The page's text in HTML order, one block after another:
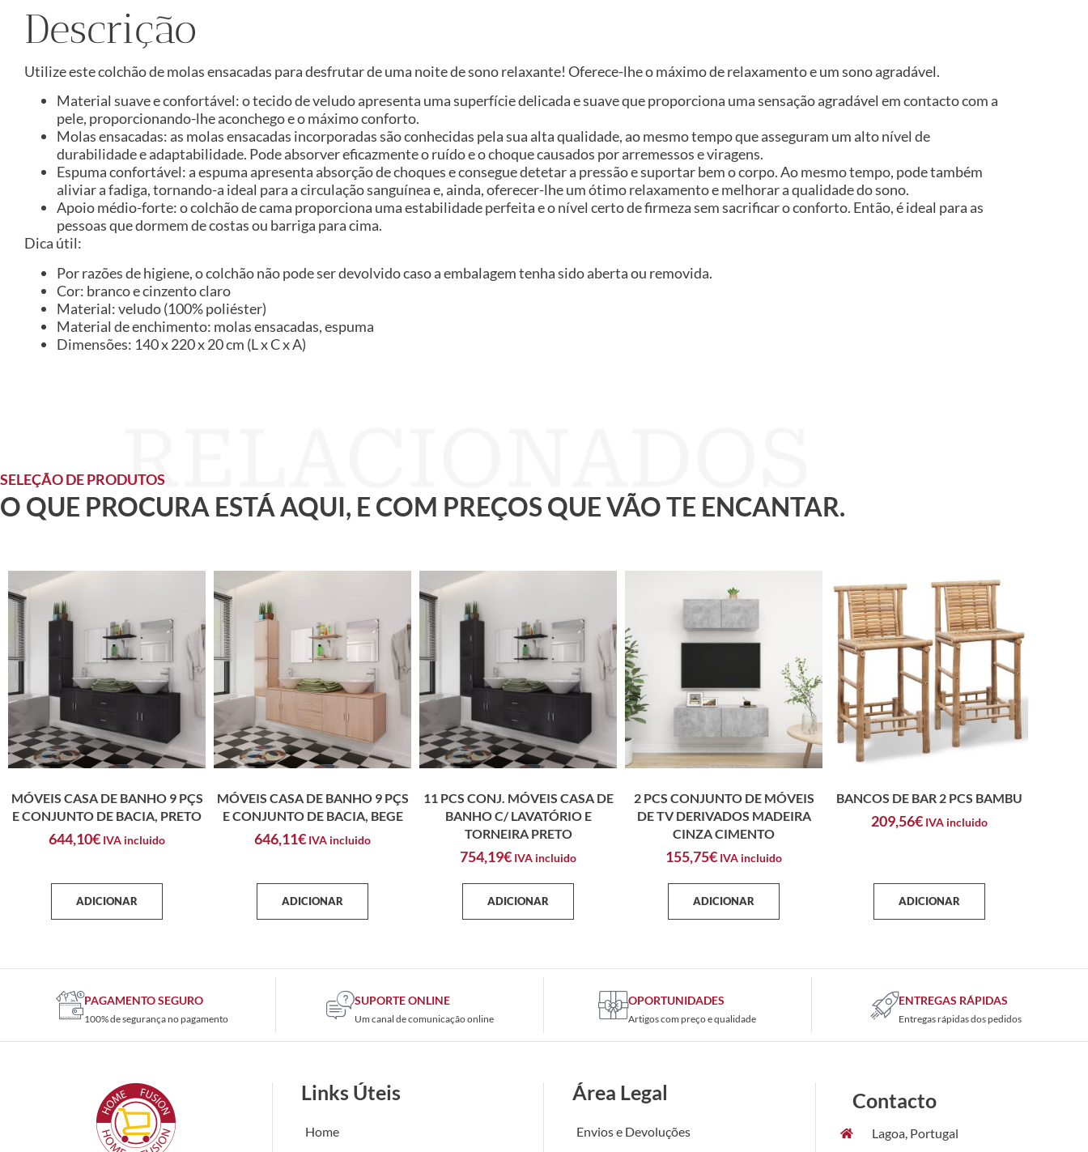
Descrição
Utilize este colchão de molas ensacadas para desfrutar de uma noite de sono relaxante! Oferece-lhe o máximo de relaxamento e um sono agradável.
Material suave e confortável: o tecido de veludo apresenta uma superfície delicada e suave que proporciona uma sensação agradável em contacto com a
pele, proporcionando-lhe aconchego e o máximo conforto.
Molas ensacadas: as molas ensacadas incorporadas são conhecidas pela sua alta qualidade, ao mesmo tempo que asseguram um alto nível de
durabilidade e adaptabilidade. Pode absorver eficazmente o ruído e o choque causados por arremessos e viragens.
Espuma confortável: a espuma apresenta absorção de choques e consegue detetar a pressão e suportar bem o corpo. Ao mesmo tempo, pode também
aliviar a fadiga, tornando-a ideal para a circulação sanguínea e, ainda, oferecer-lhe um ótimo relaxamento e melhorar a qualidade do sono.
Apoio médio-forte: o colchão de cama proporciona uma estabilidade perfeita e o nível certo de firmeza sem sacrificar o conforto. Então, é ideal para as
pessoas que dormem de costas ou barriga para cima.
Dica útil:
Por razões de higiene, o colchão não pode ser devolvido caso a embalagem tenha sido aberta ou removida.
Cor: branco e cinzento claro
Material: veludo (100% poliéster)
Material de enchimento: molas ensacadas, espuma
Dimensões: 140 x 220 x 20 cm (L x C x A)
SELEÇÃO DE PRODUTOS
O QUE PROCURA ESTÁ AQUI, E COM PREÇOS QUE VÃO TE ENCANTAR.
MÓVEIS CASA DE BANHO 9 PÇS
E CONJUNTO DE BACIA, PRETO
644,10€ IVA incluido
ADICIONAR
MÓVEIS CASA DE BANHO 9 PÇS
E CONJUNTO DE BACIA, BEGE
646,11€ IVA incluido
ADICIONAR
11 PCS CONJ. MÓVEIS CASA DE
BANHO C/ LAVATÓRIO E
TORNEIRA PRETO
754,19€ IVA incluido
ADICIONAR
2 PCS CONJUNTO DE MÓVEIS
DE TV DERIVADOS MADEIRA
CINZA CIMENTO
155,75€ IVA incluido
ADICIONAR
BANCOS DE BAR 2 PCS BAMBU
209,56€ IVA incluido
ADICIONAR
PAGAMENTO SEGURO
100% de segurança no pagamento
SUPORTE ONLINE
Um canal de comunicação online
OPORTUNIDADES
Artigos com preço e qualidade
ENTREGAS RÁPIDAS
Entregas rápidas dos pedidos
Links Úteis
Home
Área Legal
Envios e Devoluções
Contacto
Lagoa, Portugal